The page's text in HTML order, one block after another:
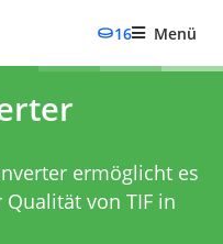
16 Menü
ermöglicht es
von TIF in